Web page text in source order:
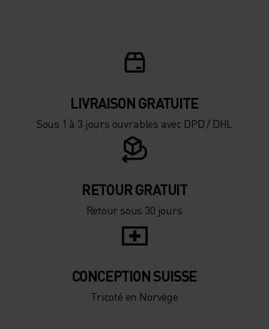
LIVRAISON GRATUITE
Sous 1 à 3 jours ouvrables avec DPD / DHL
RETOUR GRATUIT
Retour sous 30 jours
CONCEPTION SUISSE
Tricoté en Norvège